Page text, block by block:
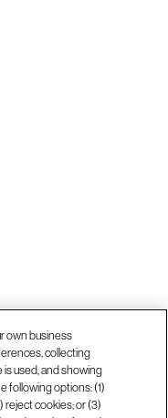
own business
collecting
used, and showing
following options: (1)
reject cookies; or (3)